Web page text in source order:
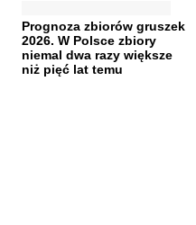
Prognoza zbiorów gruszek
2026. W Polsce zbiory
niemal dwa razy większe
niż pięć lat temu